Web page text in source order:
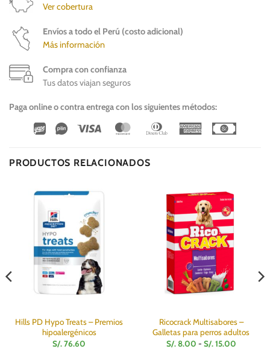
Ver cobertura
Envíos a todo el Perú (costo adicional)
Más información
Compra con confianza
Tus datos viajan seguros
Paga online o contra entrega con los siguientes métodos:
Wirecard
Vipps Visa MasterCardDinners
American
PRODUCTOS RELACIONADOS
Hills PD Hypo Treats – Premios
hipoalergénicos
S/.76.60
Ricocrack Multisabores –
Galletas para perros adultos
S/.8.00 - S/.15.00Rango